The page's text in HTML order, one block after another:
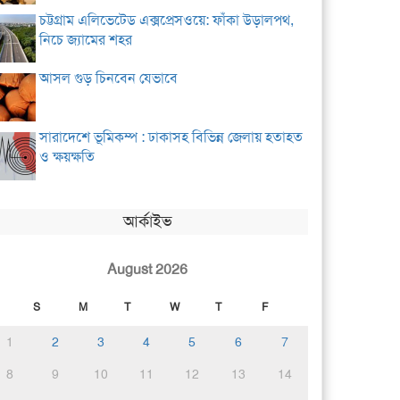
চট্টগ্রাম এলিভেটেড এক্সপ্রেসওয়ে: ফাঁকা উড়ালপথ,
নিচে জ্যামের শহর
আসল গুড় চিনবেন যেভাবে
সারাদেশে ভূমিকম্প : ঢাকাসহ বিভিন্ন জেলায় হতাহত
ও ক্ষয়ক্ষতি
আর্কাইভ
August 2026
S M T W T F
1 2 3 4 5 6
7
8
9 10 11 12 13
14